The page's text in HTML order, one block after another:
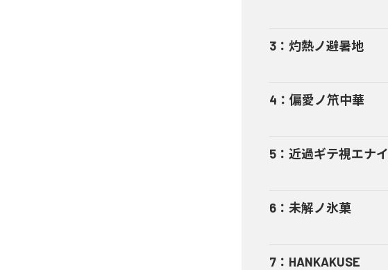
3 ： 灼熱ノ避暑地
4 ： 偏愛ノ笊中華
5 ： 近過ギテ視エナイ
6 ： 未解ノ氷菓
7 ： HANKAKUSE